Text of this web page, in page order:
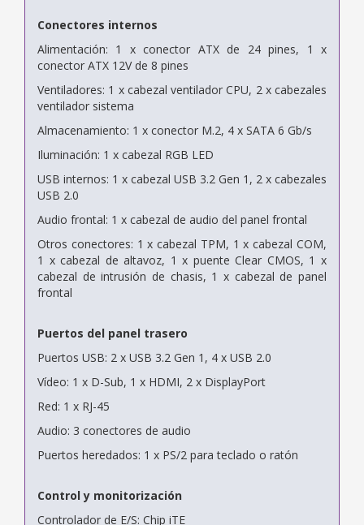
Conectores internos
Alimentación: 1 x conector ATX de 24 pines, 1 x
conector ATX 12V de 8 pines
Ventiladores: 1 x cabezal ventilador CPU, 2 x cabezales
ventilador sistema
Almacenamiento: 1 x conector M.2, 4 x SATA 6 Gb/s
Iluminación: 1 x cabezal RGB LED
USB internos: 1 x cabezal USB 3.2 Gen 1, 2 x cabezales
USB 2.0
Audio frontal: 1 x cabezal de audio del panel frontal
Otros conectores: 1 x cabezal TPM, 1 x cabezal COM,
1 x cabezal de altavoz, 1 x puente Clear CMOS, 1 x
cabezal de intrusión de chasis, 1 x cabezal de panel
frontal
Puertos del panel trasero
Puertos USB: 2 x USB 3.2 Gen 1, 4 x USB 2.0
Vídeo: 1 x D-Sub, 1 x HDMI, 2 x DisplayPort
Red: 1 x RJ-45
Audio: 3 conectores de audio
Puertos heredados: 1 x PS/2 para teclado o ratón
Control y monitorización
Controlador de E/S: Chip iTE